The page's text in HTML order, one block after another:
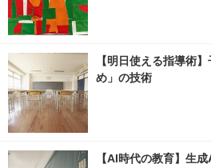
【明日使える指導術
め」の技術
【AI時代の教育】生